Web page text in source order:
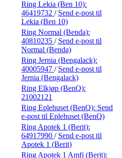
Ring Lekia (Ben 10):
46419732 / Send e-post til
Lekia (Ben 10)
Ring Normal (Benda):
40810235 / Send e-post til
Normal (Benda)
Ring Jernia (Bengalack):
40005947 / Send e-post til
Jernia (Bengalack)
Ring Elkjøp (BenQ):
21002121
Ring Eplehuset (BenQ): Send
e-post til Eplehuset (BenQ)
Ring Apotek 1 (Berit):
64917990 / Send e-post til
Apotek 1 (Berit)
Ring Apotek 1 Amfi (Berit):